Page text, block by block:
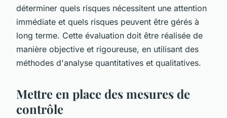
déterminer quels risques nécessitent une attention
immédiate et quels risques peuvent être gérés à
long terme. Cette évaluation doit être réalisée de
manière objective et rigoureuse, en utilisant des
méthodes d'analyse quantitatives et qualitatives.
Mettre en place des mesures de
contrôle